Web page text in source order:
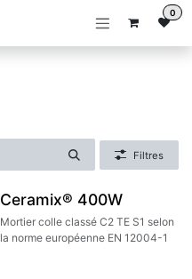
0
Filtres
Ceramix® 400W
Mortier colle classé C2 TE S1 selon
la norme européenne EN 12004-1